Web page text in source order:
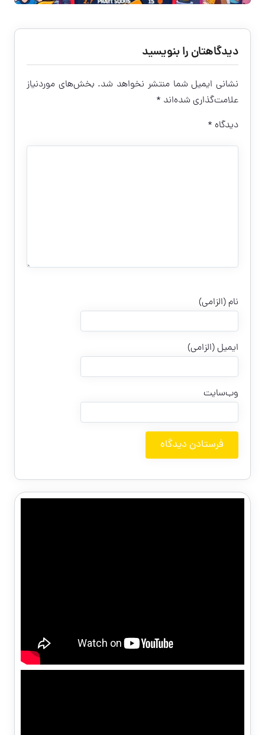
دیدگاهتان را بنویسید
نشانی ایمیل شما منتشر نخواهد شد. بخش‌های موردنیاز
علامت‌گذاری شده‌اند *
دیدگاه *
نام (الزامی)
ایمیل (الزامی)
وب‌سایت